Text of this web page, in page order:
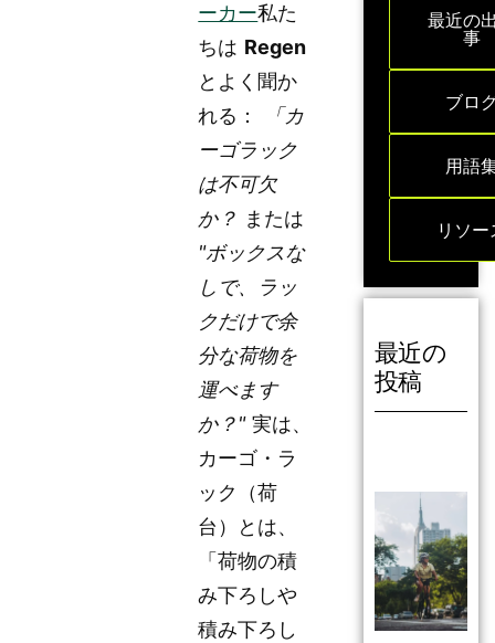
ーカー私た
ちは Regen
とよく聞か
れる：
「カ
ーゴラック
は不可欠
か？ または
"ボックスな
しで、ラッ
クだけで余
分な荷物を
運べます
か？"実は、
カーゴ・ラ
ック（荷
台）とは、
「荷物の積
み下ろしや
積み下ろし
最近の
事
ブロ
用語
リソー
最近の
投稿